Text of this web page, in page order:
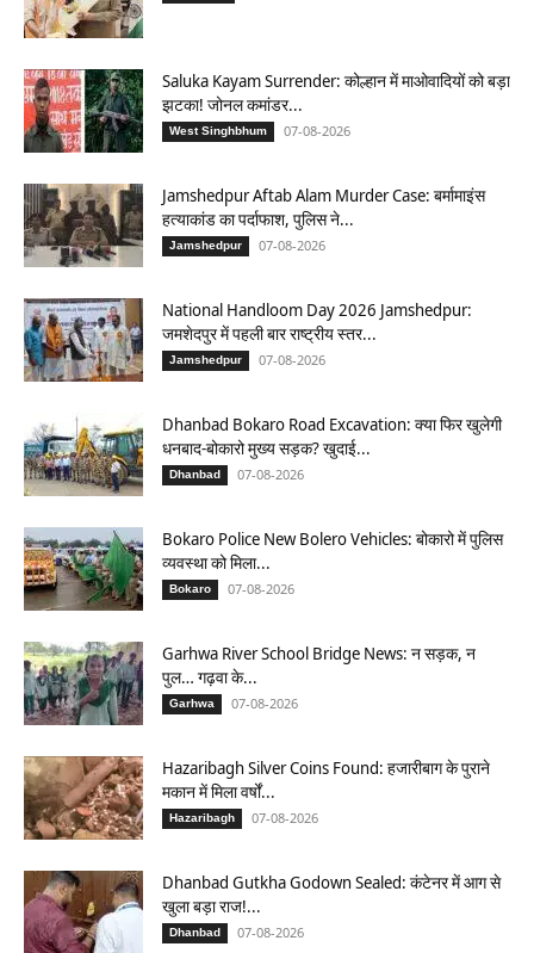
Saluka Kayam Surrender: कोल्हान में माओवादियों को बड़ा
झटका! जोनल कमांडर...
West Singhbhum 07-08-2026
Jamshedpur Aftab Alam Murder Case: बर्मामाइंस
हत्याकांड का पर्दाफाश, पुलिस ने...
Jamshedpur 07-08-2026
National Handloom Day 2026 Jamshedpur:
जमशेदपुर में पहली बार राष्ट्रीय स्तर...
Jamshedpur 07-08-2026
Dhanbad Bokaro Road Excavation: क्या फिर खुलेगी
धनबाद-बोकारो मुख्य सड़क? खुदाई...
Dhanbad 07-08-2026
Bokaro Police New Bolero Vehicles: बोकारो में पुलिस
व्यवस्था को मिला...
Bokaro 07-08-2026
Garhwa River School Bridge News: न सड़क, न
पुल… गढ़वा के...
Garhwa 07-08-2026
Hazaribagh Silver Coins Found: हजारीबाग के पुराने
मकान में मिला वर्षों...
Hazaribagh 07-08-2026
Dhanbad Gutkha Godown Sealed: कंटेनर में आग से
खुला बड़ा राज!...
Dhanbad 07-08-2026